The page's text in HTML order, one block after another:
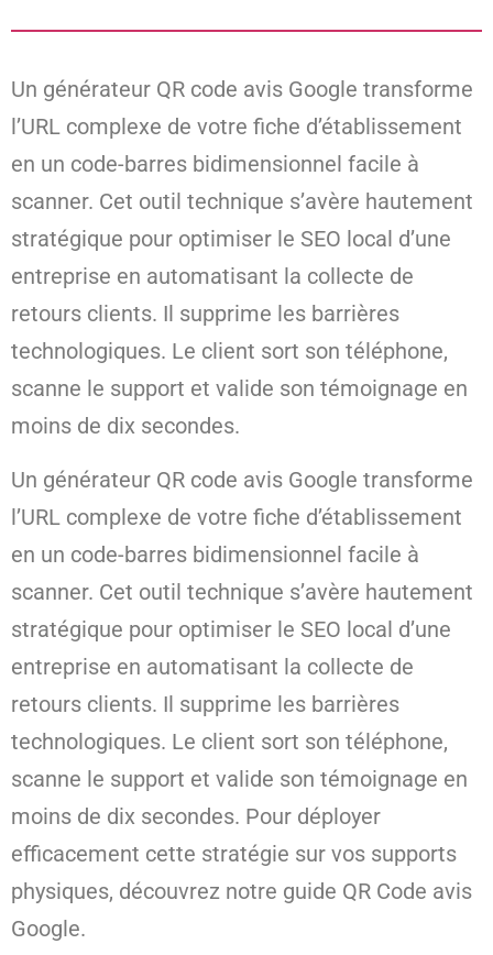
Un générateur QR code avis Google transforme
l’URL complexe de votre fiche d’établissement
en un code-barres bidimensionnel facile à
scanner. Cet outil technique s’avère hautement
stratégique pour optimiser le SEO local d’une
entreprise en automatisant la collecte de
retours clients. Il supprime les barrières
technologiques. Le client sort son téléphone,
scanne le support et valide son témoignage en
moins de dix secondes.
Un générateur QR code avis Google transforme
l’URL complexe de votre fiche d’établissement
en un code-barres bidimensionnel facile à
scanner. Cet outil technique s’avère hautement
stratégique pour optimiser le SEO local d’une
entreprise en automatisant la collecte de
retours clients. Il supprime les barrières
technologiques. Le client sort son téléphone,
scanne le support et valide son témoignage en
moins de dix secondes. Pour déployer
efficacement cette stratégie sur vos supports
physiques, découvrez notre guide QR Code avis
Google.